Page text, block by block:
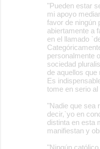
"Pueden estar
mi apoyo
favor de ningún
abiertamente a
en el llamado
personalmente
sociedad
de aquellos
Es
tome en serio
"Nadie que sea
decir,`yo en
distinta en esta
manifiestan y
"Ningún